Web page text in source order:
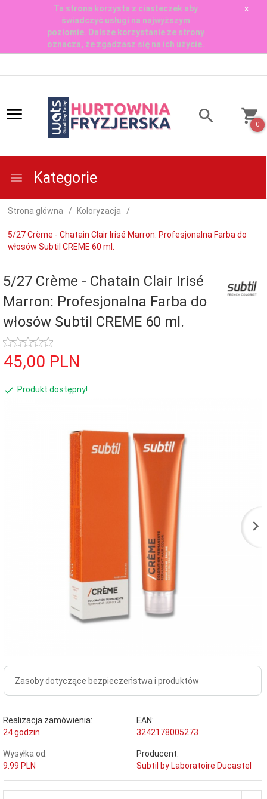
Ta strona korzysta z ciasteczek aby
świadczyć usługi na najwyższym
poziomie. Dalsze korzystanie ze strony
oznacza, że zgadzasz się na ich użycie.
x
0
Kategorie
Strona główna Koloryzacja
5/27 Crème - Chatain Clair Irisé Marron: Profesjonalna Farba do
włosów Subtil CREME 60 ml.
5/27 Crème - Chatain Clair Irisé
Marron: Profesjonalna Farba do
włosów Subtil CREME 60 ml.
45,00 PLN
Produkt dostępny!
Zasoby dotyczące bezpieczeństwa i produktów
Realizacja zamówienia:
24 godzin
EAN:
3242178005273
Wysyłka od:
9.99 PLN
Producent:
Subtil by Laboratoire Ducastel